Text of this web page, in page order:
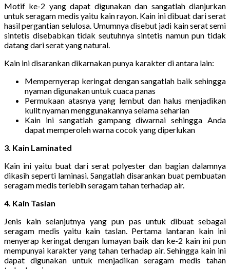
Motif ke-2 yang dapat digunakan dan sangatlah dianjurkan
untuk seragam medis yaitu kain rayon. Kain ini dibuat dari serat
hasil pergantian selulosa. Umumnya disebut jadi kain serat semi
sintetis disebabkan tidak seutuhnya sintetis namun pun tidak
datang dari serat yang natural.
Kain ini disarankan dikarnakan punya karakter di antara lain:
Mempernyerap keringat dengan sangatlah baik sehingga
nyaman digunakan untuk cuaca panas
Permukaan atasnya yang lembut dan halus menjadikan
kulit nyaman menggunakannya selama seharian
Kain ini sangatlah gampang diwarnai sehingga Anda
dapat memperoleh warna cocok yang diperlukan
3. Kain Laminated
Kain ini yaitu buat dari serat polyester dan bagian dalamnya
dikasih seperti laminasi. Sangatlah disarankan buat pembuatan
seragam medis terlebih seragam tahan terhadap air.
4. Kain Taslan
Jenis kain selanjutnya yang pun pas untuk dibuat sebagai
seragam medis yaitu kain taslan. Pertama lantaran kain ini
menyerap keringat dengan lumayan baik dan ke-2 kain ini pun
mempunyai karakter yang tahan terhadap air. Sehingga kain ini
dapat digunakan untuk menjadikan seragam medis tahan